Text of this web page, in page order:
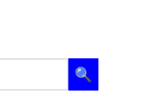
🔍